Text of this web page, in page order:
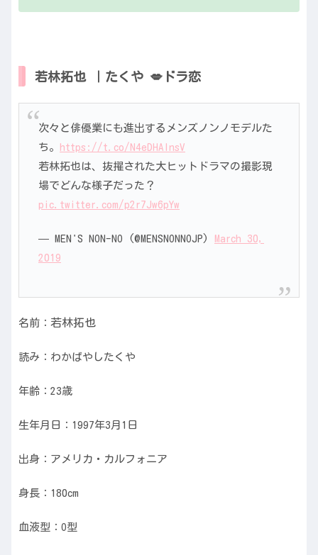
若林拓也 ｜たくや 💋ドラ恋
次々と俳優業にも進出するメンズノンノモデルた
ち。
https://t.co/N4eDHAlnsV
若林拓也は、抜擢された大ヒットドラマの撮影現
場でどんな様子だった？
pic.twitter.com/p2r7Jw6pYw
— MEN'S NON-NO (@MENSNONNOJP)
March 30,
2019
名前： 若林拓也
読み：わかばやしたくや
年齢：23歳
生年月日：1997年3月1日
出身：アメリカ・カルフォニア
身長：180cm
血液型：O型